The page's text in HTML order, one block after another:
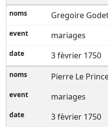
Gregoire
mariages
3 fèvrier 1750
Pierre Le
mariages
3 fèvrier 1750